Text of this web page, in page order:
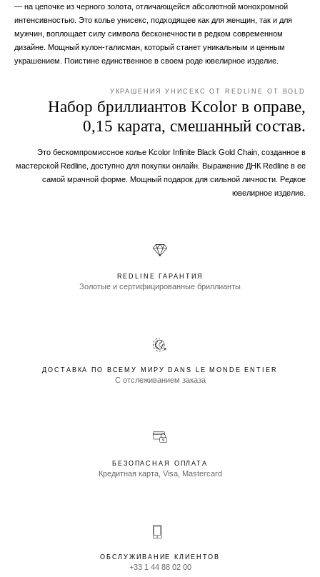
— на цепочке из черного золота, отличающейся абсолютной монохромной
интенсивностью. Это колье унисекс, подходящее как для женщин, так и для
мужчин, воплощает силу символа бесконечности в редком современном
дизайне. Мощный кулон-талисман, который станет уникальным и ценным
украшением. Поистине единственное в своем роде ювелирное изделие.
УКРАШЕНИЯ УНИСЕКС ОТ REDLINE ОТ BOLD
Набор бриллиантов Kcolor в оправе,
0,15 карата, смешанный состав.
Это бескомпромиссное колье Kcolor Infinite Black Gold Chain, созданное в
мастерской Redline, доступно для покупки онлайн. Выражение ДНК Redline в ее
самой мрачной форме. Мощный подарок для сильной личности. Редкое
ювелирное изделие.
REDLINE ГАРАНТИЯ
Золотые и сертифицированные бриллианты
ДОСТАВКА ПО ВСЕМУ МИРУ DANS LE MONDE ENTIER
С отслеживанием заказа
БЕЗОПАСНАЯ ОПЛАТА
Кредитная карта, Visa, Mastercard
ОБСЛУЖИВАНИЕ КЛИЕНТОВ
+33 1 44 88 02 00